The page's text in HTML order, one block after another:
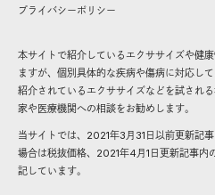
プライバシーポリシー
本サイトで紹介しているエクササイズや健
ますが、個別具体的な疾病や傷病に対応して
紹介されているエクササイズなどを試され
家や医療機関への相談をお勧めします。
当サイトでは、2021年3月31日以前更新記
場合は税抜価格、2021年4月1日更新記事内
記しています。